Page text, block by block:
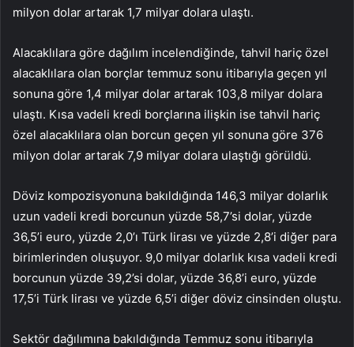
milyon dolar artarak 1,7 milyar dolara ulaştı.
Alacaklılara göre dağılım incelendiğinde, tahvil hariç özel
alacaklılara olan borçlar temmuz sonu itibarıyla geçen yıl
sonuna göre 1,4 milyar dolar artarak 103,8 milyar dolara
ulaştı. Kısa vadeli kredi borçlarına ilişkin ise tahvil hariç
özel alacaklılara olan borcun geçen yıl sonuna göre 376
milyon dolar artarak 7,9 milyar dolara ulaştığı görüldü.
Döviz kompozisyonuna bakıldığında 146,3 milyar dolarlık
uzun vadeli kredi borcunun yüzde 58,7’si dolar, yüzde
36,5’i euro, yüzde 2,0’ı Türk lirası ve yüzde 2,8’i diğer para
birimlerinden oluşuyor. 9,0 milyar dolarlık kısa vadeli kredi
borcunun yüzde 39,2’si dolar, yüzde 36,8’i euro, yüzde
17,5’i Türk lirası ve yüzde 6,5’i diğer döviz cinsinden oluştu.
Sektör dağılımına bakıldığında Temmuz sonu itibarıyla